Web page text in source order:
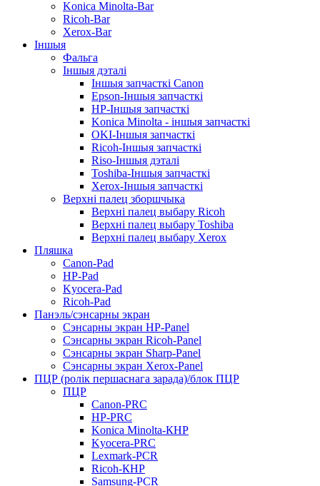
Konica Minolta-Bar
Ricoh-Bar
Xerox-Bar
Іншыя
Фальга
Іншыя дэталі
Іншыя запчасткі Canon
Epson-Іншыя запчасткі
HP-Іншыя запчасткі
Konica Minolta - іншыя запчасткі
OKI-Іншыя запчасткі
Ricoh-Іншыя запчасткі
Riso-Іншыя дэталі
Toshiba-Іншыя запчасткі
Xerox-Іншыя запчасткі
Верхні палец зборшчыка
Верхні палец выбару Ricoh
Верхні палец выбару Toshiba
Верхні палец выбару Xerox
Пляшка
Canon-Pad
HP-Pad
Kyocera-Pad
Ricoh-Pad
Панэль/сэнсарны экран
Сэнсарны экран HP-Panel
Сэнсарны экран Ricoh-Panel
Сэнсарны экран Sharp-Panel
Сэнсарны экран Xerox-Panel
ПЦР (ролік першаснага зарада)/блок ПЦР
ПЦР
Canon-PRC
HP-PRC
Konica Minolta-КНР
Kyocera-PRC
Lexmark-PCR
Ricoh-КНР
Samsung-PCR